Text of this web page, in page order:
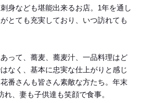
身なども堪能出来るお店。1年を通し
とても充実しており、いつ訪れても
って、蕎麦、蕎麦汁、一品料理はど
なく、基本に忠実な仕上がりと感じ
番さんも皆さん素敵な方たち。年末
、妻も子供達も笑顔で食事。